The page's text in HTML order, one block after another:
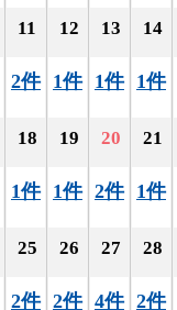
11
2件
12
1件
13
1件
14
1件
18
1件
19
1件
20
2件
21
1件
25
2件
26
2件
27
4件
28
2件